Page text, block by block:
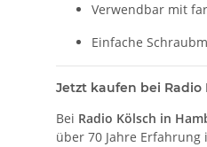
Verwendbar mit
Einfache
Jetzt kaufen bei Radio
Bei Radio Kölsch in
über 70 Jahre